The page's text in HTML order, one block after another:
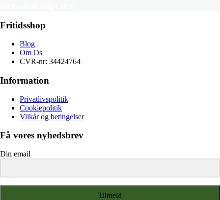
Fritidsshop
Blog
Om Os
CVR-nr: 34424764
Information
Privatlivspolitik
Cookiepolitik
Vilkår og betingelser
Få vores nyhedsbrev
Din email
Tilmeld